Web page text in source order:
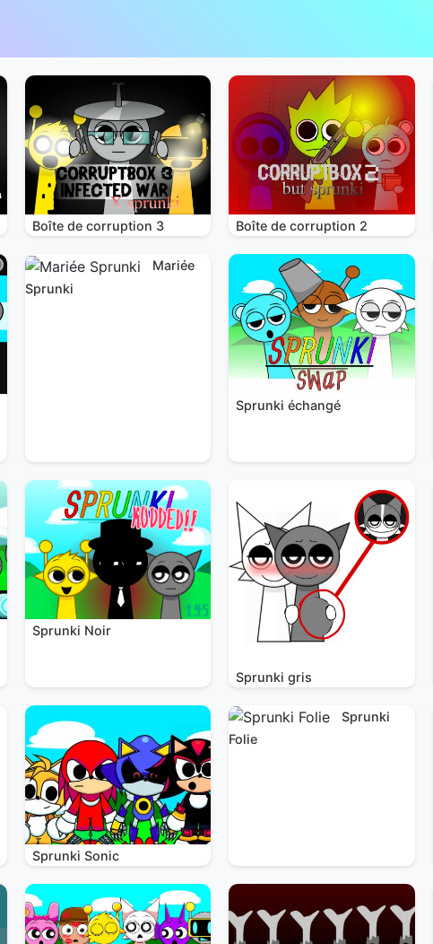
Boîte de corruption 3 Boîte de corruption 2
Mariée
Sprunki
Sprunki échangé
Sprunki Noir
Sprunki gris
Sprunki Sonic
Sprunki
Folie